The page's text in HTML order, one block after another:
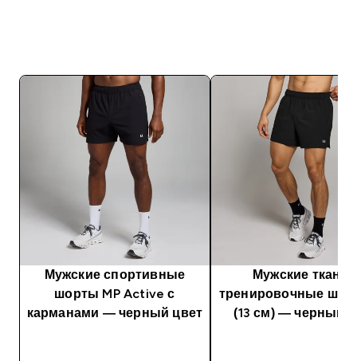
Мужские спортивные
шорты MP Active с
карманами — черный цвет
Мужские
тренировочные
(13 см) ― черный